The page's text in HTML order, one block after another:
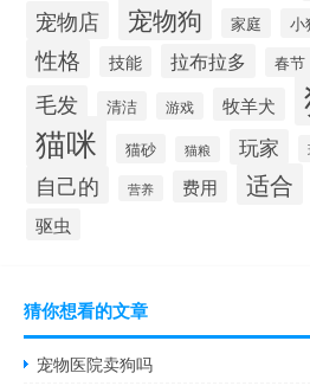
宠物店 宠物狗 家庭 小
性格 技能 拉布拉多 春节
毛发 清洁 游戏 牧羊犬
猫咪 猫砂 猫粮 玩家
自己的 营养 费用 适合
驱虫
猜你想看的文章
宠物医院卖狗吗